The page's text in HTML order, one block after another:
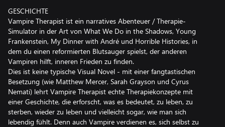
GESCHICHTE
Vampire Therapist ist ein narratives Abenteuer / Therapie-
Simulator in der Art von What We Do in the Shadows, Young
Frankenstein, My Dinner with André und Horrible Histories, in
dem du einen reformierten Blutsauger spielst, der anderen
Vampiren hilft, inneren Frieden zu finden.
Dies ist keine typische Visual Novel - mit einer fangtastischen
Besetzung (wie Matthew Mercer, Sarah Grayson und Cyrus
Nemati) lehrt Vampire Therapist echte Therapiekonzepte mit
einer Geschichte, die erforscht, was es bedeutet, zu leben, zu
sterben, wieder zu leben und vielleicht sogar, wie man sich
lebendig fühlt. Denn auch Vampire verdienen es, sich selbst zu